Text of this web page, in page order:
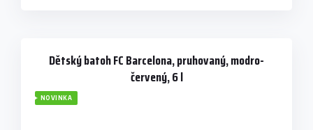
Dětský batoh FC Barcelona, pruhovaný, modro-
červený, 6 l
NOVINKA